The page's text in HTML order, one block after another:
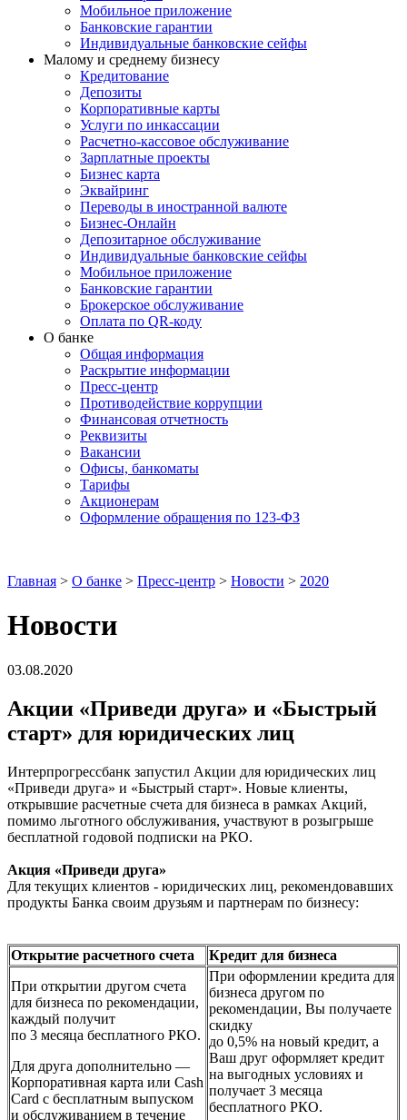
Мобильное приложение
Банковские гарантии
Индивидуальные банковские сейфы
Малому и среднему бизнесу
Кредитование
Депозиты
Корпоративные карты
Услуги по инкассации
Расчетно-кассовое обслуживание
Зарплатные проекты
Бизнес карта
Эквайринг
Переводы в иностранной валюте
Бизнес-Онлайн
Депозитарное обслуживание
Индивидуальные банковские сейфы
Мобильное приложение
Банковские гарантии
Брокерское обслуживание
Оплата по QR-коду
О банке
Общая информация
Раскрытие информации
Пресс-центр
Противодействие коррупции
Финансовая отчетность
Реквизиты
Вакансии
Офисы, банкоматы
Тарифы
Акционерам
Оформление обращения по 123-ФЗ
Главная > О банке > Пресс-центр > Новости > 2020
Новости
03.08.2020
Акции «Приведи друга» и «Быстрый
старт» для юридических лиц
Интерпрогрессбанк запустил Акции для юридических лиц
«Приведи друга» и «Быстрый старт». Новые клиенты,
открывшие расчетные счета для бизнеса в рамках Акций,
помимо льготного обслуживания, участвуют в розыгрыше
бесплатной годовой подписки на РКО.
Акция «Приведи друга»
Для текущих клиентов - юридических лиц, рекомендовавших
продукты Банка своим друзьям и партнерам по бизнесу:
Открытие расчетного счета
Кредит для бизнеса
При открытии другом счета
для бизнеса по рекомендации,
каждый получит
по 3 месяца бесплатного РКО.
Для друга дополнительно —
Корпоративная карта или Cash
Card с бесплатным выпуском
и обслуживанием в течение
При оформлении кредита для
бизнеса другом по
рекомендации, Вы получаете
скидку
до 0,5% на новый кредит, а
Ваш друг оформляет кредит
на выгодных условиях и
получает 3 месяца
бесплатного РКО.